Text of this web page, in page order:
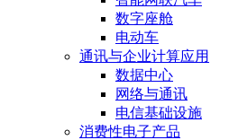
数字座舱
电动车
通讯与企业计算应用
数据中心
网络与通讯
电信基础设施
消费性电子产品